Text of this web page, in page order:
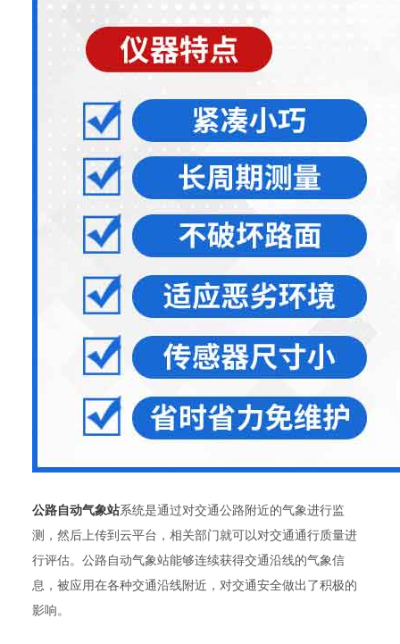
公路自动气象站系统是通过对交通公路附近的气象进行监
测，然后上传到云平台，相关部门就可以对交通通行质量进
行评估。公路自动气象站能够连续获得交通沿线的气象信
息，被应用在各种交通沿线附近，对交通安全做出了积极的
影响。